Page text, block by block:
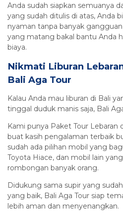
Anda sudah siapkan semuanya
yang sudah ditulis di atas, Anda
nyaman tanpa banyak
yang matang bakal bantu Anda
biaya.
Nikmati Liburan
Bali Aga Tour
Kalau Anda mau liburan di Bali
tinggal duduk manis saja, Bali
Kami punya Paket Tour Lebaran
buat kasih pengalaman terbaik
sudah ada pilihan mobil yang
Toyota Hiace, dan mobil lain
rombongan banyak orang.
Didukung sama supir yang
yang baik, Bali Aga Tour siap
lebih aman dan menyenangkan.